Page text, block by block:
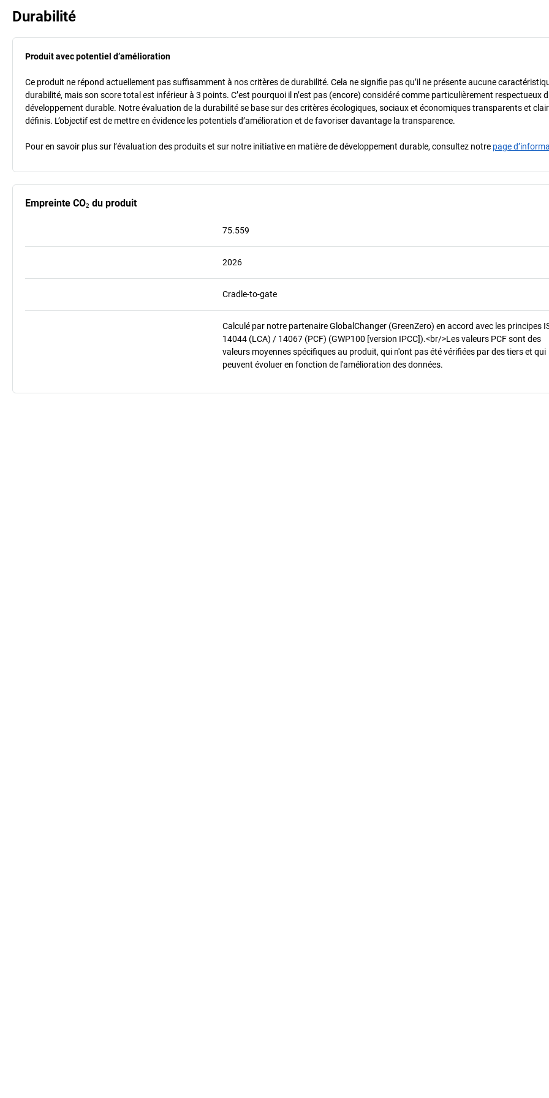
Durabilité
Produit avec potentiel d’amélioration
Ce produit ne répond actuellement pas suffisamment à nos critères de durabilité. Cela ne signifie pas qu’il ne présente aucune
durabilité, mais son score total est inférieur à 3 points. C’est pourquoi il n’est pas (encore) considéré comme particulièrement respectueux
développement durable. Notre évaluation de la durabilité se base sur des critères écologiques, sociaux et économiques transparents et
définis. L’objectif est de mettre en évidence les potentiels d’amélioration et de favoriser davantage la transparence.
Pour en savoir plus sur l’évaluation des produits et sur notre initiative en matière de développement durable, consultez notre page
Empreinte CO₂ du produit
75.559
2026
Cradle-to-gate
Calculé par notre partenaire GlobalChanger (GreenZero) en accord avec les principes
14044 (LCA) / 14067 (PCF) (GWP100 [version IPCC]).<br/>Les valeurs PCF sont des
valeurs moyennes spécifiques au produit, qui n'ont pas été vérifiées par des tiers et qui
peuvent évoluer en fonction de l'amélioration des données.